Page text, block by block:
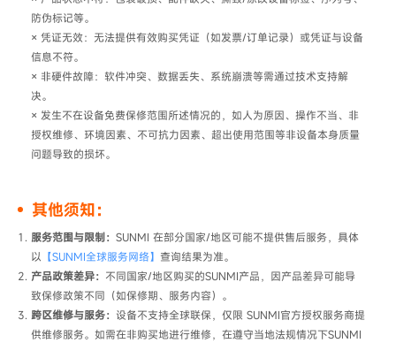
防伪标记等。
× 凭证无效：无法提供有效购买凭证（如发票/订单记录）或凭证与设备
信息不符。
× 非硬件故障：软件冲突、数据丢失、系统崩溃等需通过技术支持解
决。
× 发生不在设备免费保修范围所述情况的，如人为原因、操作不当、非
授权维修、环境因素、不可抗力因素、超出使用范围等非设备本身质量
问题导致的损坏。
其他须知：
服务范围与限制： SUNMI 在部分国家/地区可能不提供售后服务，具体
以 【SUNMI全球服务网络】 查询结果为准。
产品政策差异： 不同国家/地区购买的SUNMI产品，因产品差异可能导
致保修政策不同（如保修期、服务内容）。
跨区维修与服务： 设备不支持全球联保，仅限 SUNMI官方授权服务商​提
供维修服务。如需在非购买地进行维修，在遵守当地法规情况下SUNMI